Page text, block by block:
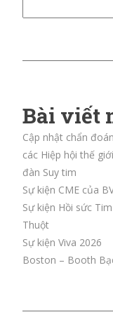
Bài viết
Cập nhật chẩn
các Hiệp hội thế
đàn Suy tim
Sự kiện CME của
Sự kiện Hồi sức
Thuột
Sự kiện Viva 2026
Boston – Booth